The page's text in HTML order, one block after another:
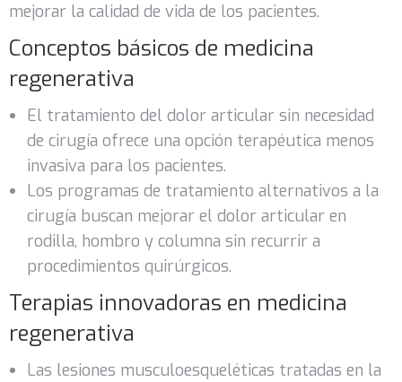
mejorar la calidad de vida de los pacientes.
Conceptos básicos de medicina
regenerativa
El tratamiento del dolor articular sin necesidad
de cirugía ofrece una opción terapéutica menos
invasiva para los pacientes.
Los programas de tratamiento alternativos a la
cirugía buscan mejorar el dolor articular en
rodilla, hombro y columna sin recurrir a
procedimientos quirúrgicos.
Terapias innovadoras en medicina
regenerativa
Las lesiones musculoesqueléticas tratadas en la